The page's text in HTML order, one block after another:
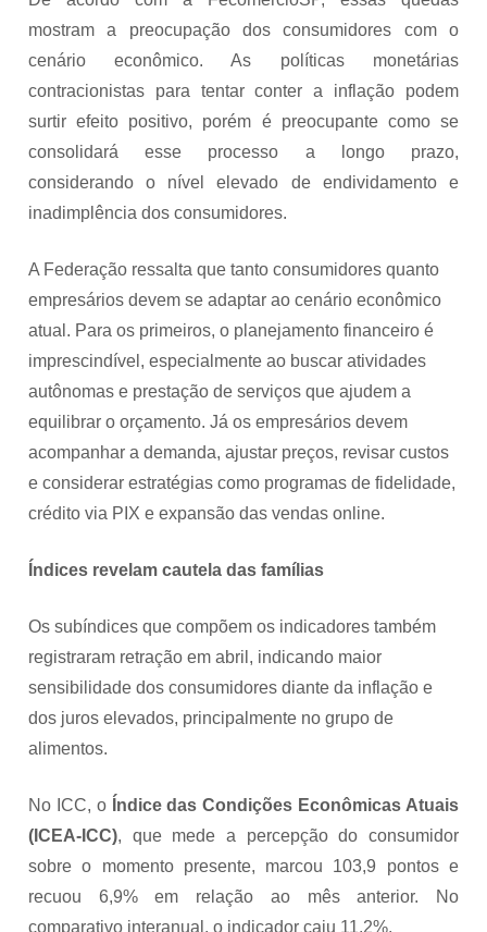
mostram a preocupação dos consumidores com o
cenário econômico. As políticas monetárias
contracionistas para tentar conter a inflação podem
surtir efeito positivo, porém é preocupante como se
consolidará esse processo a longo prazo,
considerando o nível elevado de endividamento e
inadimplência dos consumidores.
A Federação ressalta que tanto consumidores quanto
empresários devem se adaptar ao cenário econômico
atual. Para os primeiros, o planejamento financeiro é
imprescindível, especialmente ao buscar atividades
autônomas e prestação de serviços que ajudem a
equilibrar o orçamento. Já os empresários devem
acompanhar a demanda, ajustar preços, revisar custos
e considerar estratégias como programas de fidelidade,
crédito via PIX e expansão das vendas online.
Índices revelam cautela das famílias
Os subíndices que compõem os indicadores também
registraram retração em abril, indicando maior
sensibilidade dos consumidores diante da inflação e
dos juros elevados, principalmente no grupo de
alimentos.
No ICC, o Índice das Condições Econômicas Atuais
(ICEA-ICC), que mede a percepção do consumidor
sobre o momento presente,
marcou 103,9 pontos e
recuou 6,9% em relação ao mês anterior. No
comparativo interanual, o indicador caiu 11,2%.